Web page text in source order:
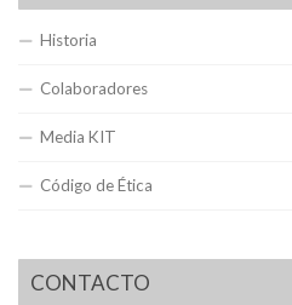
Historia
Colaboradores
Media KIT
Código de Ética
CONTACTO